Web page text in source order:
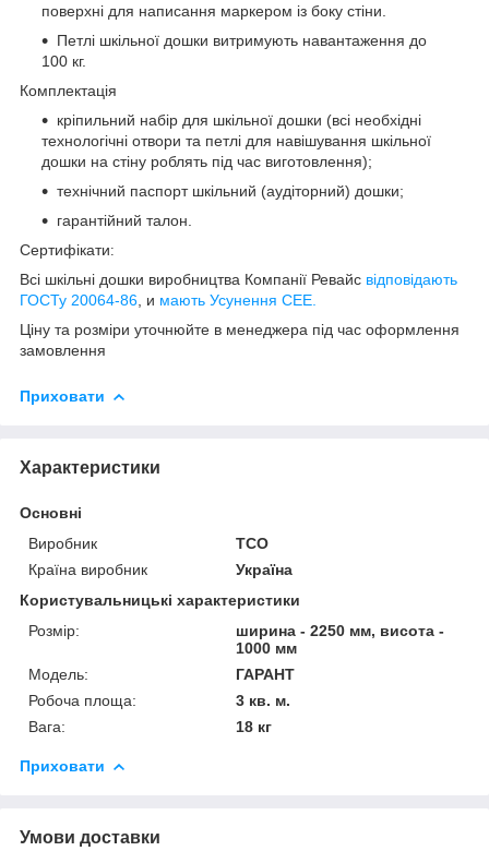
поверхні для написання маркером із боку стіни.
Петлі шкільної дошки витримують навантаження до
100 кг.
Комплектація
кріпильний набір для шкільної дошки (всі необхідні
технологічні отвори та петлі для навішування шкільної
дошки на стіну роблять під час виготовлення);
технічний паспорт шкільний (аудіторний) дошки;
гарантійний талон.
Сертифікати:
Всі шкільні дошки виробництва Компанії Ревайс відповідають
ГОСТу 20064-86 , и мають Усунення СЕЕ.
Ціну та розміри уточнюйте в менеджера під час оформлення
замовлення
Приховати
Характеристики
Основні
Виробник
ТСО
Країна виробник
Україна
Користувальницькі характеристики
Розмір:
ширина - 2250 мм, висота -
1000 мм
Модель:
ГАРАНТ
Робоча площа:
3 кв. м.
Вага:
18 кг
Приховати
Умови доставки